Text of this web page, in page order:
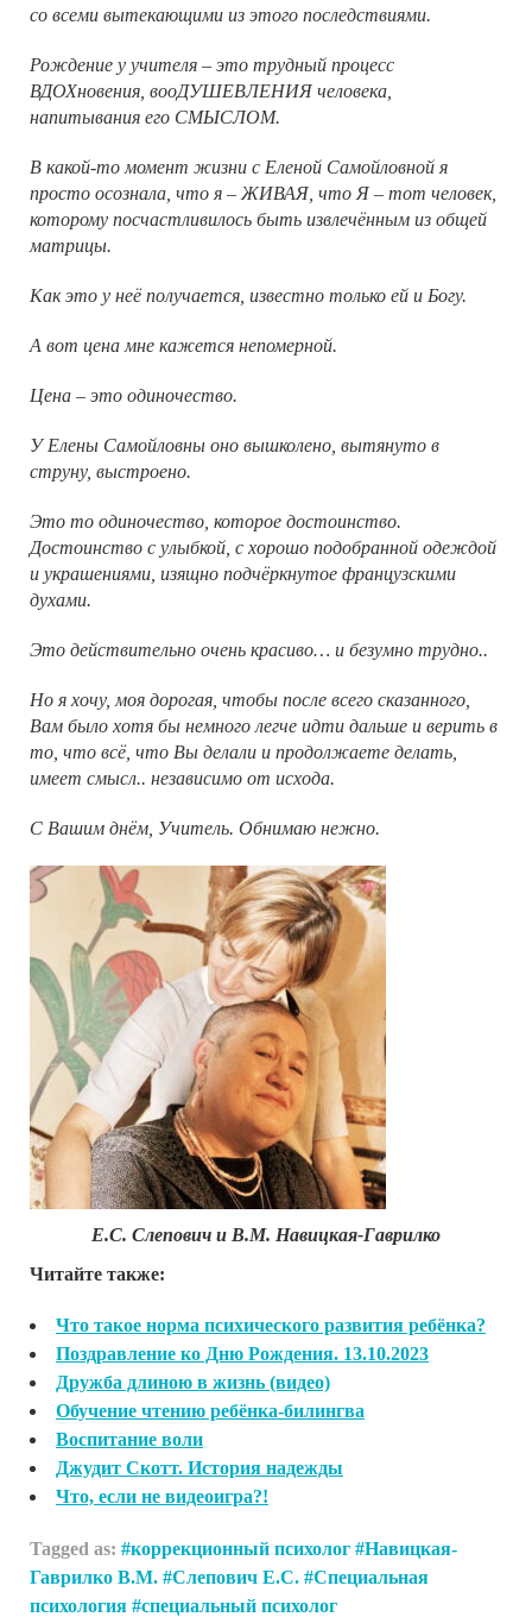
со всеми вытекающими из этого последствиями.
Рождение у учителя – это трудный процесс
ВДОХновения, вооДУШЕВЛЕНИЯ человека,
напитывания его СМЫСЛОМ.
В какой-то момент жизни с Еленой Самойловной я
просто осознала, что я – ЖИВАЯ, что Я – тот человек,
которому посчастливилось быть извлечённым из общей
матрицы.
Как это у неё получается, известно только ей и Богу.
А вот цена мне кажется непомерной.
Цена – это одиночество.
У Елены Самойловны оно вышколено, вытянуто в
струну, выстроено.
Это то одиночество, которое достоинство.
Достоинство с улыбкой, с хорошо подобранной одеждой
и украшениями, изящно подчёркнутое французскими
духами.
Это действительно очень красиво… и безумно трудно..
Но я хочу, моя дорогая, чтобы после всего сказанного,
Вам было хотя бы немного легче идти дальше и верить в
то, что всё, что Вы делали и продолжаете делать,
имеет смысл.. независимо от исхода.
С Вашим днём, Учитель. Обнимаю нежно.
Е.С. Слепович и В.М. Навицкая-Гаврилко
Читайте также:
Что такое норма психического развития ребёнка?
Поздравление ко Дню Рождения. 13.10.2023
Дружба длиною в жизнь (видео)
Обучение чтению ребёнка-билингва
Воспитание воли
Джудит Скотт. История надежды
Что, если не видеоигра?!
Tagged as: коррекционный психолог
Навицкая-
Гаврилко В.М.
Слепович Е.С.
Специальная
психология
специальный психолог